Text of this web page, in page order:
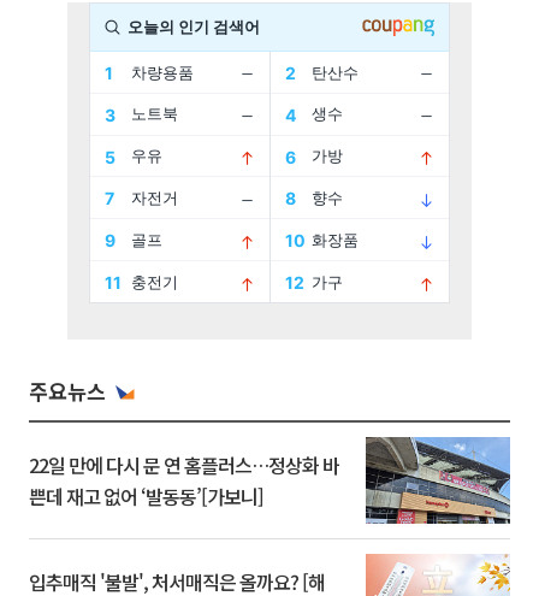
주요뉴스
22일 만에 다시 문 연 홈플러스…정상화 바
쁜데 재고 없어 ‘발동동’[가보니]
입추매직 '불발', 처서매직은 올까요? [해